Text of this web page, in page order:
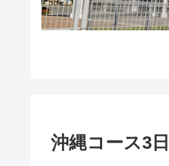
沖縄コース3